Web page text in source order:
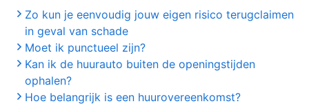
Zo kun je eenvoudig jouw eigen risico terugclaimen
in geval van schade
Moet ik punctueel zijn?
Kan ik de huurauto buiten de openingstijden
ophalen?
Hoe belangrijk is een huurovereenkomst?